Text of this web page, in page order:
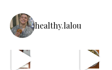
healthy.lalou